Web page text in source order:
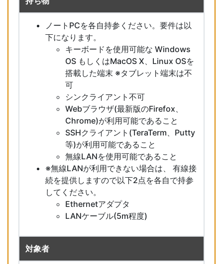
ノートPCを各自持参ください。要件は以
下になります。
キーボードを使用可能な Windows
OS もしくはMacOS X、Linux OSを
搭載した端末 ※タブレット端末は不
可
シンクライアント不可
Webブラウザ(最新版のFirefox、
Chrome)が利用可能であること
SSHクライアント(TeraTerm、Putty
等)が利用可能であること
無線LANを使用可能であること
※無線LANが利用できない場合は、 有線接
続を提供しますので以下2点を各自で持参
してください。
Ethernetアダプタ
LANケーブル(5m程度)
対象者